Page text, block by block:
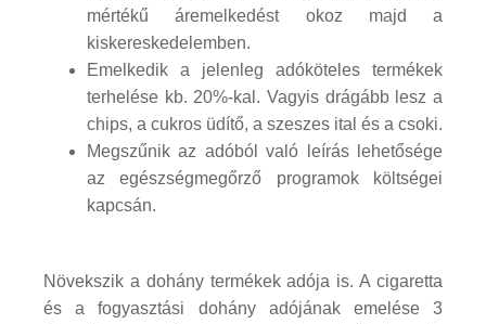
mértékű áremelkedést okoz majd a
kiskereskedelemben.
Emelkedik a jelenleg adóköteles termékek
terhelése kb. 20%-kal. Vagyis drágább lesz a
chips, a cukros üdítő, a szeszes ital és a csoki.
Megszűnik az adóból való leírás lehetősége
az egészségmegőrző programok költségei
kapcsán.
Növekszik a dohány termékek adója is. A cigaretta
és a fogyasztási dohány adójának emelése 3